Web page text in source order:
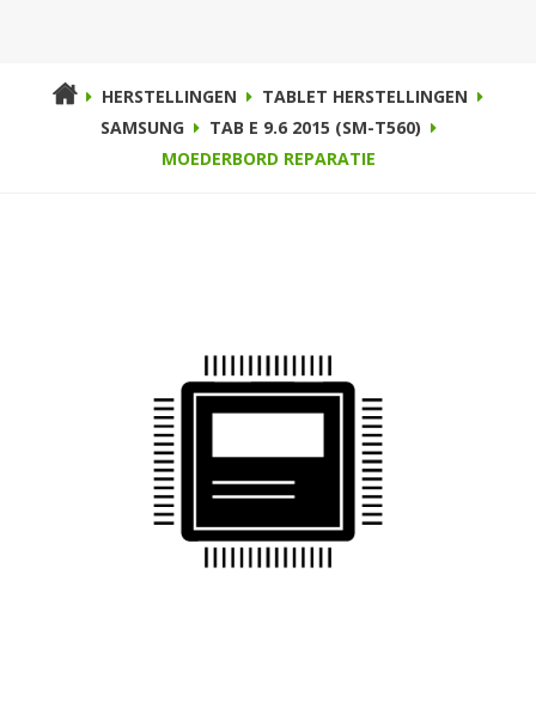
HERSTELLINGEN
TABLET HERSTELLINGEN
SAMSUNG
TAB E 9.6 2015 (SM-T560)
MOEDERBORD REPARATIE